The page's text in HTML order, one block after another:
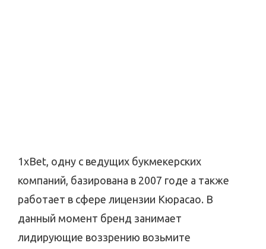
1xBet, одну с ведущих букмекерских
компаний, базирована в 2007 годе а также
работает в сфере лицензии Кюрасао. В
данный момент бренд занимает
лидирующие воззрению возьмите